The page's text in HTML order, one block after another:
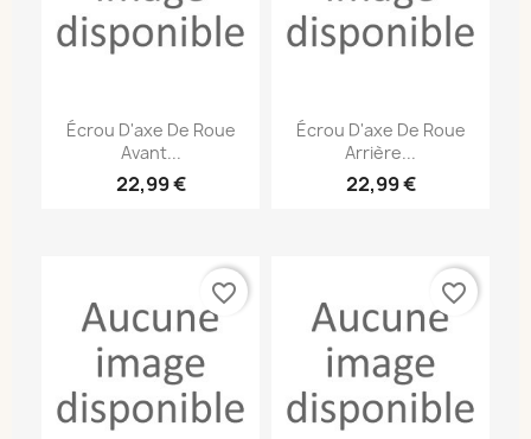
Écrou D'axe De Roue
Avant...
22,99 €
Écrou D'axe De Roue
Arrière...
22,99 €
favorite_border favorite_border